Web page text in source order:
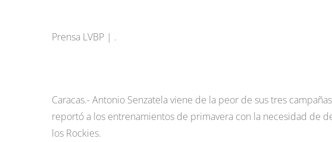
Prensa LVBP | .
Caracas.- Antonio Senzatela viene de la peor de sus tres
reportó a los entrenamientos de primavera con la necesidad de
los Rockies.